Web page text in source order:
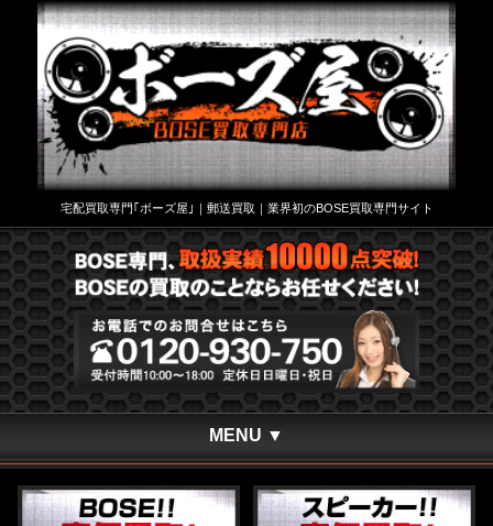
宅配買取専門｢ボーズ屋｣｜郵送買取｜業界初のBOSE買取専門サイト
MENU ▼